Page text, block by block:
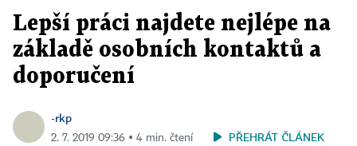
Lepší práci najdete nejlépe na
základě osobních kontaktů a
doporučení
-rkp
2. 7. 2019 09:36 ▪ 4 min. čtení PŘEHRÁT ČLÁNEK